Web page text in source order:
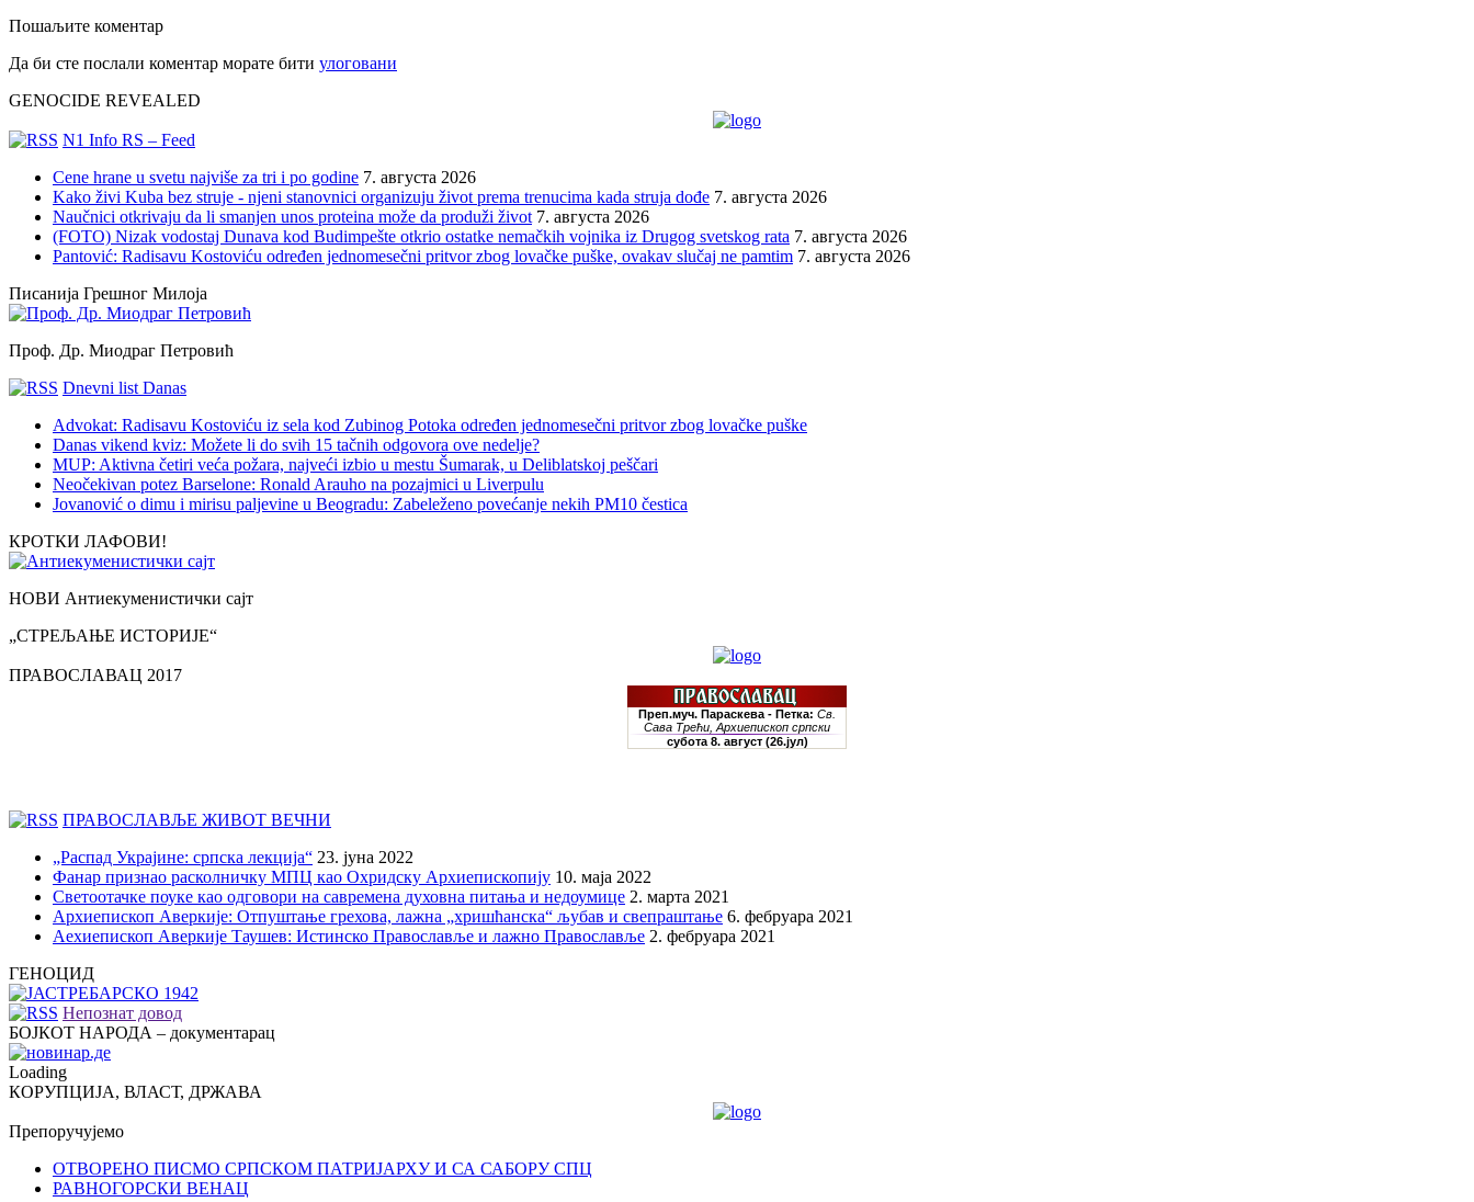
Пошаљите коментар
Да би сте послали коментар морате бити улоговани
GENOCIDE REVEALED
N1 Info RS – Feed
Cene hrane u svetu najviše za tri i po godine 7. августа 2026
Kako živi Kuba bez struje - njeni stanovnici organizuju život prema trenucima kada struja dođe 7. августа 2026
Naučnici otkrivaju da li smanjen unos proteina može da produži život 7. августа 2026
(FOTO) Nizak vodostaj Dunava kod Budimpešte otkrio ostatke nemačkih vojnika iz Drugog svetskog rata 7. августа 2026
Pantović: Radisavu Kostoviću određen jednomesečni pritvor zbog lovačke puške, ovakav slučaj ne pamtim 7. августа 2026
Писанија Грешног Милоја
Проф. Др. Миодраг Петровић
Dnevni list Danas
Advokat: Radisavu Kostoviću iz sela kod Zubinog Potoka određen jednomesečni pritvor zbog lovačke puške
Danas vikend kviz: Možete li do svih 15 tačnih odgovora ove nedelje?
MUP: Aktivna četiri veća požara, najveći izbio u mestu Šumarak, u Deliblatskoj peščari
Neočekivan potez Barselone: Ronald Arauho na pozajmici u Liverpulu
Jovanović o dimu i mirisu paljevine u Beogradu: Zabeleženo povećanje nekih PM10 čestica
КРОТКИ ЛАФОВИ!
НОВИ Антиекуменистички сајт
„СТРЕЉАЊЕ ИСТОРИЈЕ“
ПРАВОСЛАВАЦ 2017
ПРАВОСЛАВЉЕ ЖИВОТ ВЕЧНИ
„Распад Украјине: српска лекција“ 23. јуна 2022
Фанар признао расколничку МПЦ као Охридску Архиепископију 10. маја 2022
Светоотачке поуке као одговори на савремена духовна питања и недоумице 2. марта 2021
Архиепископ Аверкије: Отпуштање грехова, лажна „хришћанска“ љубав и свепраштање 6. фебруара 2021
Аехиепископ Аверкије Таушев: Истинско Православље и лажно Православље 2. фебруара 2021
ГЕНОЦИД
Непознат довод
БОЈКОТ НАРОДА – документарац
Loading
КОРУПЦИЈА, ВЛАСТ, ДРЖАВА
Препоручујемо
ОТВОРЕНО ПИСМО СРПСКОМ ПАТРИЈАРХУ И СА САБОРУ СПЦ
РАВНОГОРСКИ ВЕНАЦ